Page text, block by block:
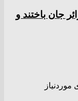
در صدر مسیر‌های ورودی/ ۲۴ زائر جان باختند و